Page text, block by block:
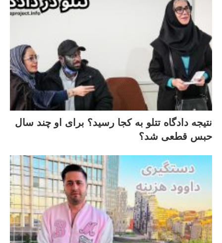
نتیجه دادگاه تتلو به کجا رسید؟ برای او چند سال
حبس قطعی شد؟